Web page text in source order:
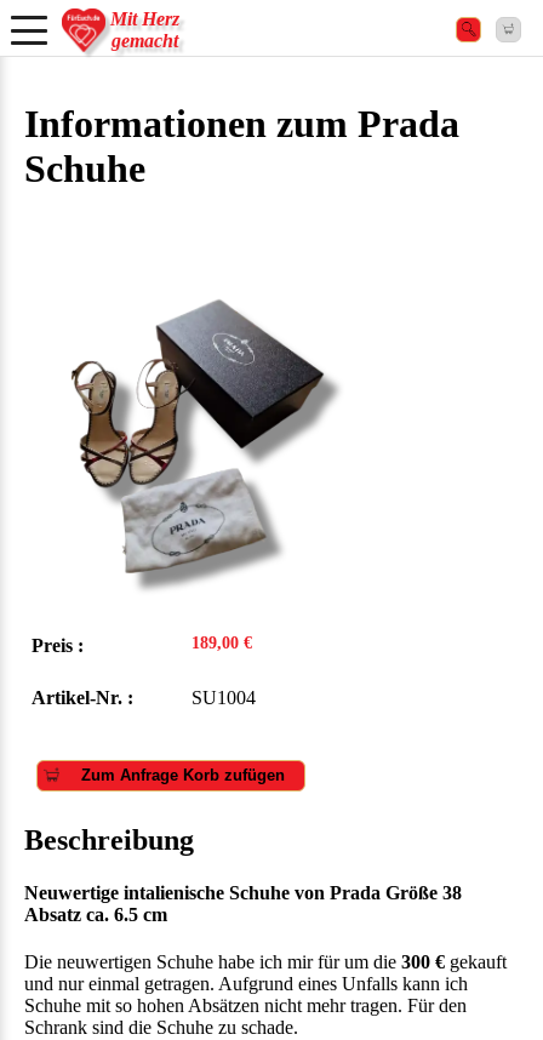
Mit Herz
gemacht
Informationen zum Prada
Schuhe
Preis : 189,00 €
Artikel-Nr. : SU1004
Zum Anfrage Korb zufügen
Beschreibung
Neuwertige intalienische Schuhe von Prada Größe 38
Absatz ca. 6.5 cm
Die neuwertigen Schuhe habe ich mir für um die 300 € gekauft
und nur einmal getragen. Aufgrund eines Unfalls kann ich
Schuhe mit so hohen Absätzen nicht mehr tragen. Für den
Schrank sind die Schuhe zu schade.